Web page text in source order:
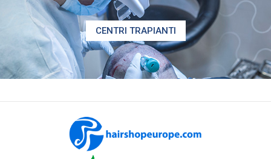
CENTRI TRAPIANTI